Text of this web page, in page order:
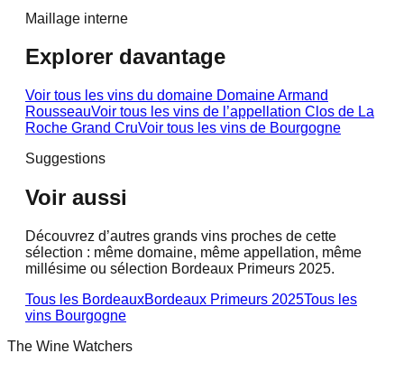
Maillage interne
Explorer davantage
Voir tous les vins du domaine Domaine Armand
RousseauVoir tous les vins de l’appellation Clos de La
Roche Grand CruVoir tous les vins de Bourgogne
Suggestions
Voir aussi
Découvrez d’autres grands vins proches de cette
sélection : même domaine, même appellation, même
millésime ou sélection Bordeaux Primeurs 2025.
Tous les BordeauxBordeaux Primeurs 2025Tous les
vins Bourgogne
The Wine Watchers